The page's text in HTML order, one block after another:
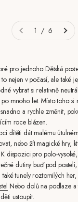
1 / 6
pro jednoho Dětská
nejen v počasí, ale také
vybrat si relativně
mnoho let. Místo toho si
a rychle změnit,
roce blázen.
dítěti dát malému
nebo žít magické hry,
dispozici pro polo-
dutiny buď pod
tunely roztomilých
Nebo dolů na podlaze a
ustoupit.